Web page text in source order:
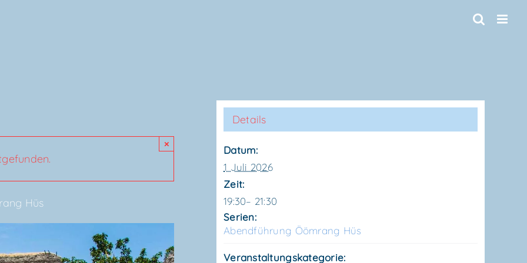
×
Hüs
Details
Datum:
1 Juli 2026
Zeit:
19:30– 21:30
Serien:
Abend­füh­rung Ööm­rang Hüs
Veranstaltungskategorie: